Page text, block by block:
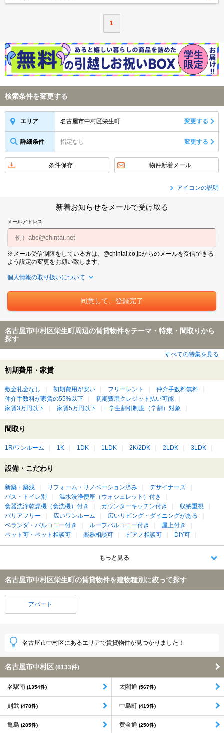
1
検索条件を変更する
エリア 名古屋市中村区栄生町 変更する
詳細条件 指定なし 変更する
条件保存 物件新着メール
アイコンの説明
新着お知らせをメールで受け取る
メールアドレス
※メール受信制限をしている方は、@chintai.co.jpからのメールを受信できる
よう設定の変更をお願い致します。
個人情報の取り扱いについて
名古屋市中村区栄生町周辺の賃貸物件をテーマ・特集・間取りから
探す
すべての特集を見る
初期費用・家賃
敷金礼金なし 初期費用が安い フリーレント
仲介手数料無料
仲介手数料が家賃の55%以下
初期費用クレジット払い可能
家賃3万円以下
家賃5万円以下 学生割引制度（学割）対象
間取り
1R/ワンルーム 1K 1DK 1LDK 2K/2DK 2LDK 3LDK
設備・こだわり
新築・築浅 リフォーム・リノベーション済み
デザイナーズ
バス・トイレ別
温水洗浄便座（ウォシュレット）付き
食器洗浄乾燥機（食洗機）付き
カウンターキッチン付き
収納重視
バリアフリー
広いワンルーム
広いリビング・ダイニングがある
ベランダ・バルコニー付き
ルーフバルコニー付き
屋上付き
ペット可・ペット相談可
楽器相談可 ピアノ相談可 DIY可
もっと見る
名古屋市中村区栄生町の賃貸物件を建物種別に絞って探す
アパート
名古屋市中村区にあるエリアで賃貸物件が見つかりました！
名古屋市中村区 (8133件)
名駅南 (1354件) 太閤通 (567件)
則武 (478件) 中島町 (419件)
亀島 (285件) 黄金通 (250件)